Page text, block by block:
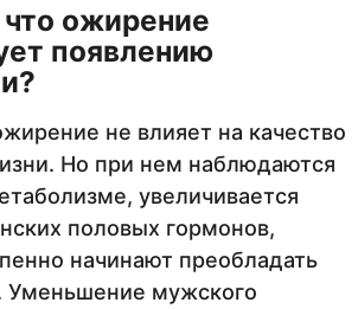
ожирение
появлению
не влияет на качество
Но при нем наблюдаются
увеличивается
половых гормонов,
начинают преобладать
мужского